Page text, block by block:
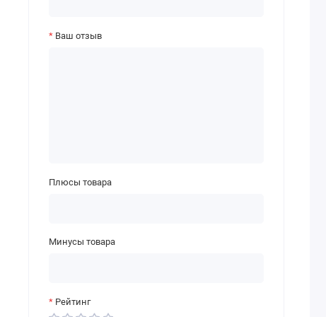
Ваш отзыв
Плюсы товара
Минусы товара
Рейтинг